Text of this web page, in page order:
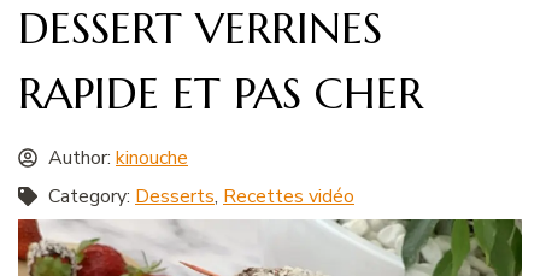
DESSERT VERRINES
RAPIDE ET PAS CHER
Author: kinouche
Category: Desserts, Recettes vidéo